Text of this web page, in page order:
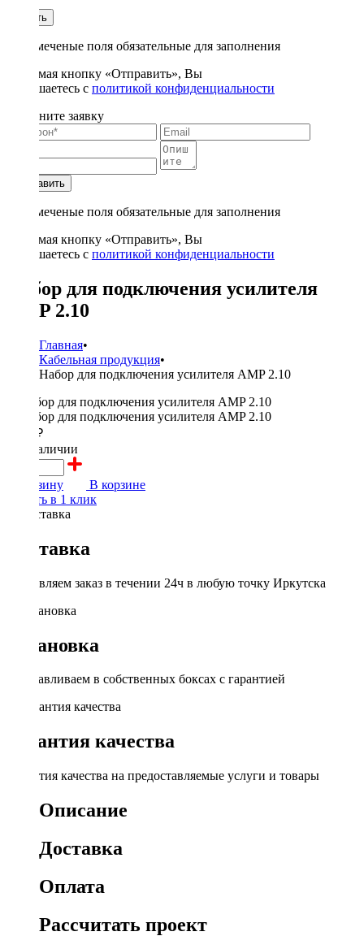
Купить
* - отмеченые поля обязательные для заполнения
Нажимая кнопку «Отправить», Вы
соглашаетесь с политикой конфиденциальности
Заполните заявку
Отправить
* - отмеченые поля обязательные для заполнения
Нажимая кнопку «Отправить», Вы
соглашаетесь с политикой конфиденциальности
Набор для подключения усилителя
AMP 2.10
Главная•
Кабельная продукция•
Набор для подключения усилителя AMP 2.10
2000 ₽
в наличии
В корзину
В корзине
Купить в 1 клик
Доставка
Доставляем заказ в течении 24ч в любую точку Иркутска
Установка
Устанавливаем в собственных боксах с гарантией
Гарантия качества
Гарантия качества на предоставляемые услуги и товары
Описание
Доставка
Оплата
Рассчитать проект